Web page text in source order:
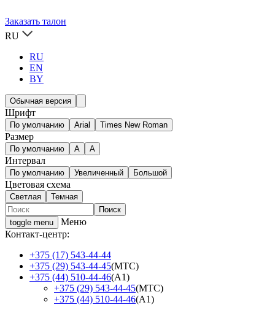
Заказать талон
RU
RU
EN
BY
Обычная версия
Шрифт
По умолчанию Arial Times New Roman
Размер
По умолчанию A A
Интервал
По умолчанию Увеличенный Большой
Цветовая схема
Светлая Темная
toggle menu
Меню
Контакт-центр:
+375 (17) 543-44-44
+375 (29) 543-44-45(МТС)
+375 (44) 510-44-46(А1)
+375 (29) 543-44-45(МТС)
+375 (44) 510-44-46(А1)